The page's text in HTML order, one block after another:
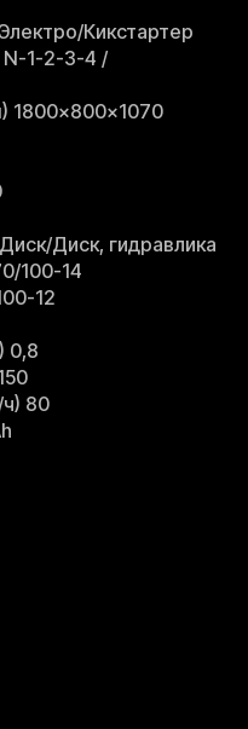
Кикстартер
N-1-2-3-4 /
1800×800×1070
Диск, гидравлика
100-14
12
0,8
80